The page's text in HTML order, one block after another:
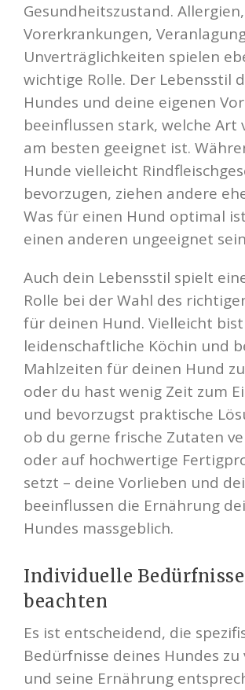
Gesundheitszustand. Allergien,
Vorerkrankungen,
Unverträglichkeiten spielen
wichtige Rolle. Der Lebensstil
Hundes und deine eigenen
beeinflussen stark, welche Art
am besten geeignet ist.
Hunde vielleicht
bevorzugen, ziehen andere
Was für einen Hund optimal
einen anderen ungeeignet
Auch dein Lebensstil spielt
Rolle bei der Wahl des
für deinen Hund. Vielleicht
leidenschaftliche Köchin und
Mahlzeiten für deinen Hund
oder du hast wenig Zeit zum
und bevorzugst praktische
ob du gerne frische Zutaten
oder auf hochwertige
setzt – deine Vorlieben und
beeinflussen die Ernährung
Hundes massgeblich.
Individuelle Bedürfnisse
beachten
Es ist entscheidend, die
Bedürfnisse deines Hundes
und seine Ernährung